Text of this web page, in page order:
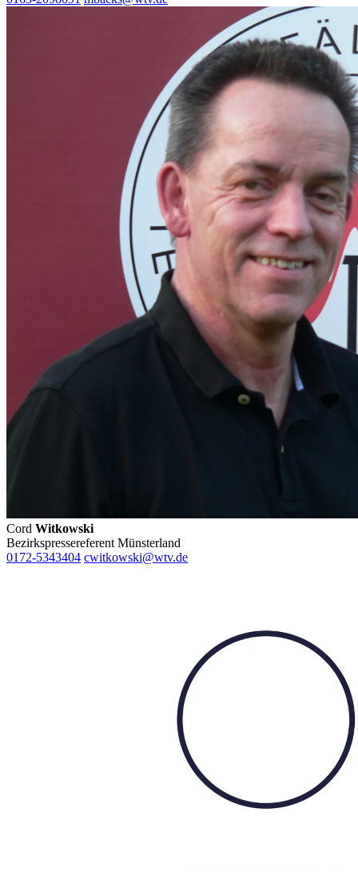
Cord Witkowski
Bezirkspressereferent Münsterland
0172-5343404 cwitkowski@wtv.de